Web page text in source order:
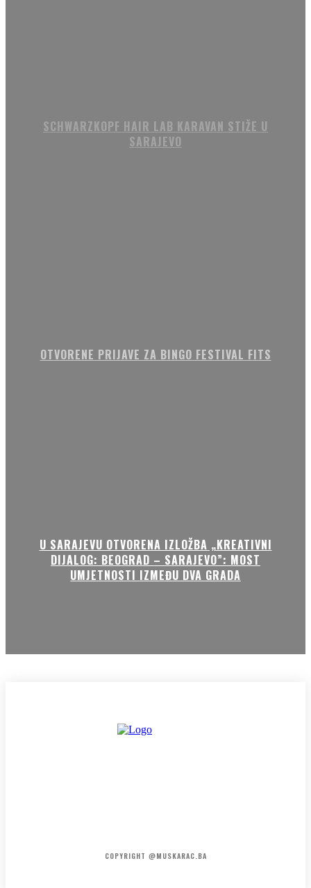
SCHWARZKOPF HAIR LAB KARAVAN STIŽE U
SARAJEVO
OTVORENE PRIJAVE ZA BINGO FESTIVAL FITS
U SARAJEVU OTVORENA IZLOŽBA „KREATIVNI
DIJALOG: BEOGRAD – SARAJEVO”: MOST
UMJETNOSTI IZMEĐU DVA GRADA
COPYRIGHT @MUSKARAC.BA